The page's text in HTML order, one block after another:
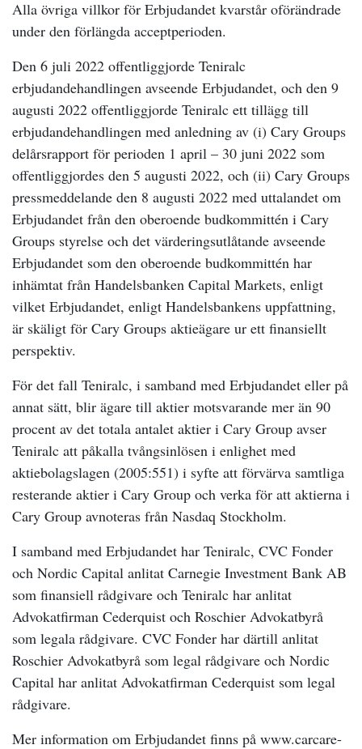
Alla övriga villkor för Erbjudandet kvarstår oförändrade
under den förlängda acceptperioden.
Den 6 juli 2022 offentliggjorde Teniralc
erbjudandehandlingen avseende Erbjudandet, och den 9
augusti 2022 offentliggjorde Teniralc ett tillägg till
erbjudandehandlingen med anledning av (i) Cary Groups
delårsrapport för perioden 1 april – 30 juni 2022 som
offentliggjordes den 5 augusti 2022, och (ii) Cary Groups
pressmeddelande den 8 augusti 2022 med uttalandet om
Erbjudandet från den oberoende budkommittén i Cary
Groups styrelse och det värderingsutlåtande avseende
Erbjudandet som den oberoende budkommittén har
inhämtat från Handelsbanken Capital Markets, enligt
vilket Erbjudandet, enligt Handelsbankens uppfattning,
är skäligt för Cary Groups aktieägare ur ett finansiellt
perspektiv.
För det fall Teniralc, i samband med Erbjudandet eller på
annat sätt, blir ägare till aktier motsvarande mer än 90
procent av det totala antalet aktier i Cary Group avser
Teniralc att påkalla tvångsinlösen i enlighet med
aktiebolagslagen (2005:551) i syfte att förvärva samtliga
resterande aktier i Cary Group och verka för att aktierna i
Cary Group avnoteras från Nasdaq Stockholm.
I samband med Erbjudandet har Teniralc, CVC Fonder
och Nordic Capital anlitat Carnegie Investment Bank AB
som finansiell rådgivare och Teniralc har anlitat
Advokatfirman Cederquist och Roschier Advokatbyrå
som legala rådgivare. CVC Fonder har därtill anlitat
Roschier Advokatbyrå som legal rådgivare och Nordic
Capital har anlitat Advokatfirman Cederquist som legal
rådgivare.
Mer information om Erbjudandet finns på www.carcare-